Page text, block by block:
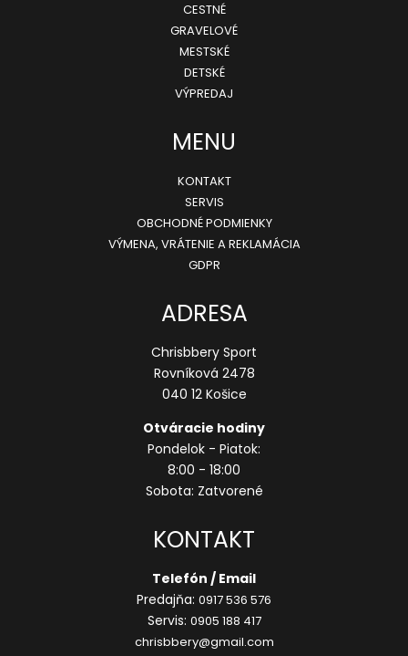
CESTNÉ
GRAVELOVÉ
MESTSKÉ
DETSKÉ
VÝPREDAJ
MENU
KONTAKT
SERVIS
OBCHODNÉ PODMIENKY
VÝMENA, VRÁTENIE A REKLAMÁCIA
GDPR
ADRESA
Chrisbbery Sport
Rovníková 2478
040 12 Košice
Otváracie hodiny
Pondelok - Piatok:
8:00 - 18:00
Sobota: Zatvorené
KONTAKT
Telefón / Email
Predajňa: 0917 536 576
Servis: 0905 188 417
chrisbbery@gmail.com